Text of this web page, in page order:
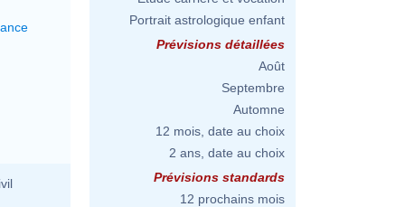
Portrait astrologique enfant
Prévisions détaillées
Août
Septembre
Automne
12 mois, date au choix
2 ans, date au choix
Prévisions standards
12 prochains mois